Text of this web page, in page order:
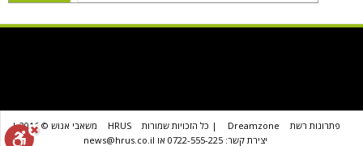
פתרונות רשת Dreamzone | כל הזכויות שמורות HRUS
משאבי אנוש © 2016 |
יצירת קשר: 0722-555-225 או news@hrus.co.il